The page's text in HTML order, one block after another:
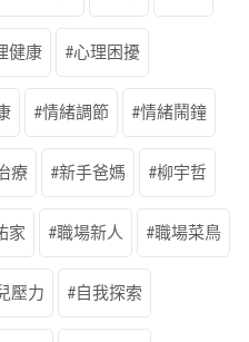
健康 心理困擾
情緒調節 情緒鬧鐘
療 新手爸媽 柳宇哲
家 職場新人 職場菜鳥
壓力 自我探索